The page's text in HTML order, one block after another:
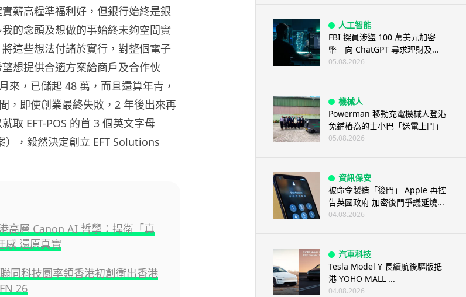
薪高糧準福利好，但銀行始終是銀
的念頭及想做的事始終未夠空間實
這些想法付諸於實行，對整個電子
想提供合適方案給商戶及合作伙
來，已儲起 48 萬，而且還算年青，
，即使創業最終失敗，2 年後出來再
取 EFT-POS 的首 3 個英文字母
），毅然決定創立 EFT Solutions
高層 Canon AI 哲學：捍衛「真
感 還原真實
同科技園率領香港初創衝出香港
26
人工智能
FBI 探員涉盜 100 萬美元加密
幣 向 ChatGPT 尋求理財及...
05.08.2026
機械人
Powerman 移動充電機械人登港
免鋪樁為的士小巴「送電上門」
05.08.2026
資訊保安
被命令製造「後門」 Apple 再控
告英國政府 加密後門爭議延燒...
04.08.2026
汽車科技
Tesla Model Y 長續航後驅版抵
港 YOHO MALL ...
04.08.2026